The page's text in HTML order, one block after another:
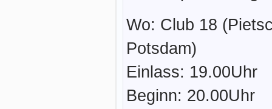
Wo: Club 18
Potsdam)
Einlass: 19.00Uhr
Beginn: 20.00Uhr